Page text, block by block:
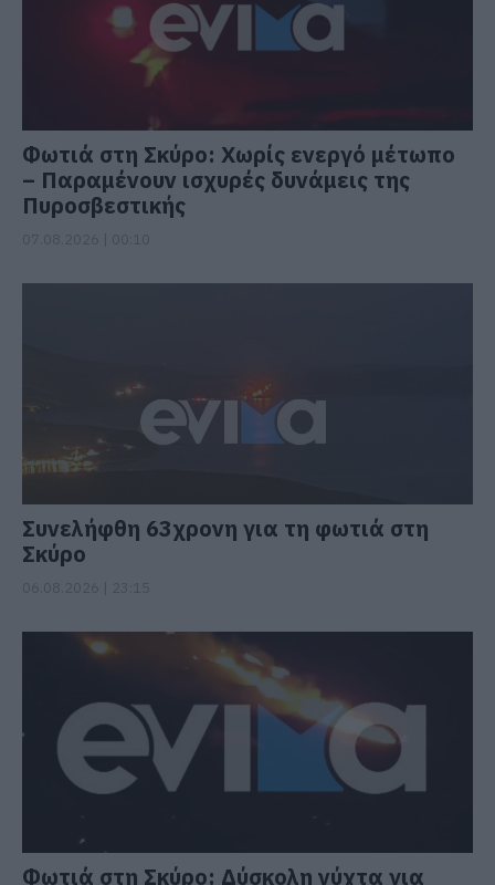
Φωτιά στη Σκύρο: Χωρίς ενεργό μέτωπο
– Παραμένουν ισχυρές δυνάμεις της
Πυροσβεστικής
Συνελήφθη 63χρονη για τη φωτιά στη
Σκύρο
Φωτιά στη Σκύρο: Δύσκολη νύχτα για